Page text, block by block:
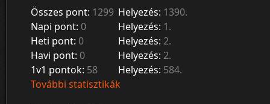
Összes pont: 1299 Helyezés: 1390.
Napi pont: 0 Helyezés: 1.
Heti pont: 0 Helyezés: 2.
Havi pont: 0 Helyezés: 2.
1v1 pontok: 58 Helyezés: 584.
További statisztikák